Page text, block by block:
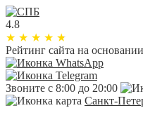
4.8
★ ★ ★ ★ ★
Рейтинг сайта на
Звоните с 8:00 до 20:00
Санкт-